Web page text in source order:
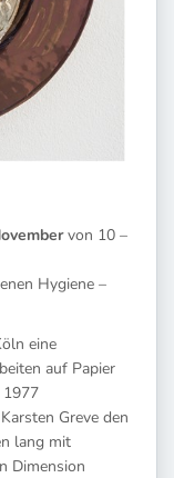
von 10 –
Hygiene –
eine
auf Papier
1977
Greve den
lang mit
Dimension